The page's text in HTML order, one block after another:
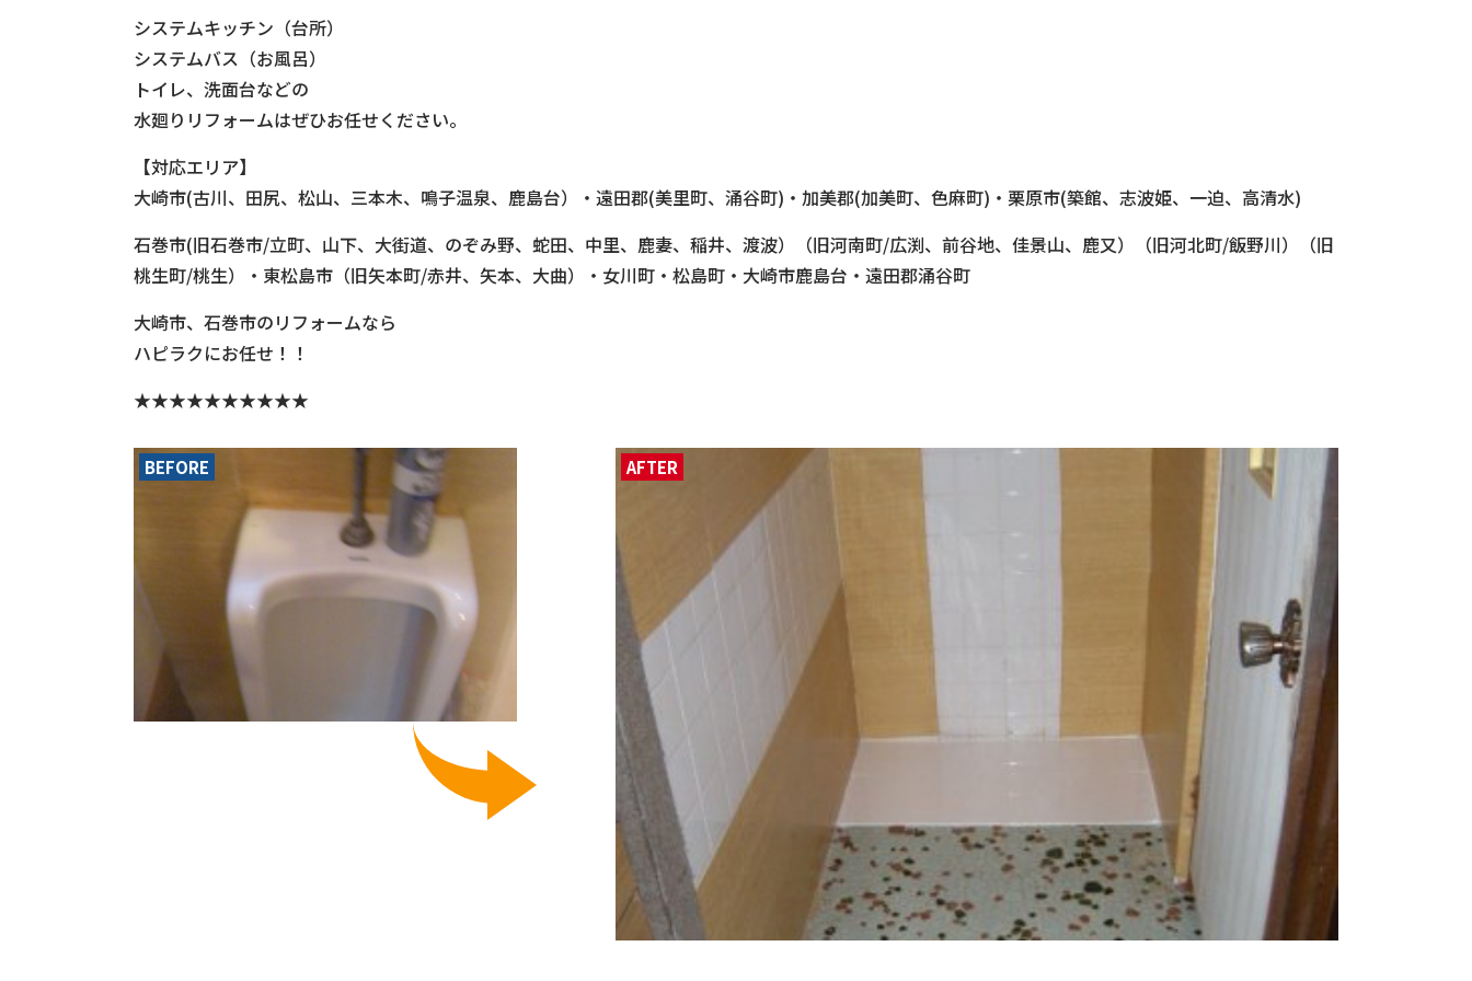
システムキッチン（台所）
システムバス（お風呂）
トイレ、洗面台などの
水廻りリフォームはぜひお任せください。
【対応エリア】
大崎市(古川、田尻、松山、三本木、鳴子温泉、鹿島台）・遠田郡(美里町、涌谷町)・加美郡(加美町、色麻町)・栗原市(築館、志波姫、一迫、高清水)
石巻市(旧石巻市/立町、山下、大街道、のぞみ野、蛇田、中里、鹿妻、稲井、渡波）（旧河南町/広渕、前谷地、佳景山、鹿又）（旧河北町/飯野川）（旧
桃生町/桃生）・東松島市（旧矢本町/赤井、矢本、大曲）・女川町・松島町・大崎市鹿島台・遠田郡涌谷町
大崎市、石巻市のリフォームなら
ハピラクにお任せ！！
★★★★★★★★★★
AFTER
BEFORE